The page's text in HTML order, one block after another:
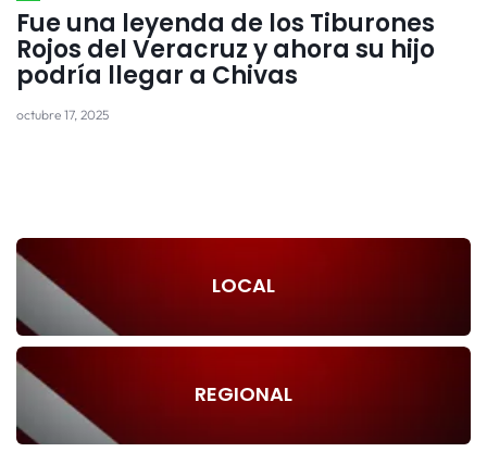
Fue una leyenda de los Tiburones
Rojos del Veracruz y ahora su hijo
podría llegar a Chivas
octubre 17, 2025
LOCAL
REGIONAL